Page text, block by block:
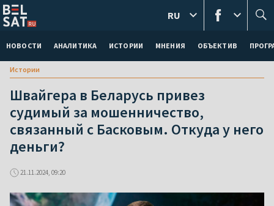
НОВОСТИ АНАЛИТИКА ИСТОРИИ МНЕНИЯ ОБЪЕКТИВ
RU
Истории
Швайгера в Беларусь привез
судимый за мошенничество,
связанный с Басковым. Откуда у него
деньги?
21.11.2024, 09:20